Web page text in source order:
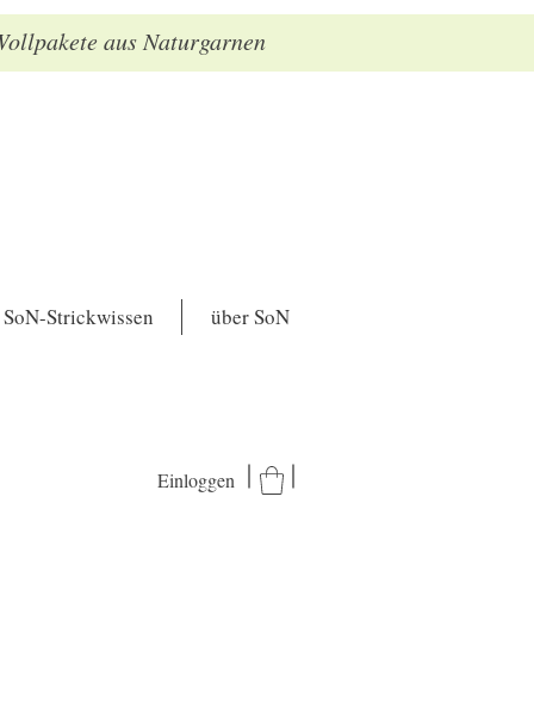
aus Naturgarnen
SoN-Strickwissen über SoN
Einloggen